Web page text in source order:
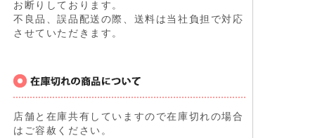
お断りしております。
不良品、誤品配送の際、送料は当社負担で対応
させていただきます。
店舗と在庫共有していますので在庫切れの場合
はご容赦ください。